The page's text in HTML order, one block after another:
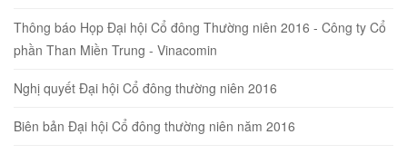
Thông báo Họp Đại hội Cổ đông Thường niên 2016 - Công ty Cổ
phần Than Miền Trung - Vinacomin
Nghị quyết Đại hội Cổ đông thường niên 2016
Biên bản Đại hội Cổ đông thường niên năm 2016